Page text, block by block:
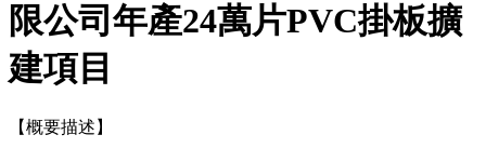
限公司年產24萬片PVC掛板擴
建項目
【概要描述】